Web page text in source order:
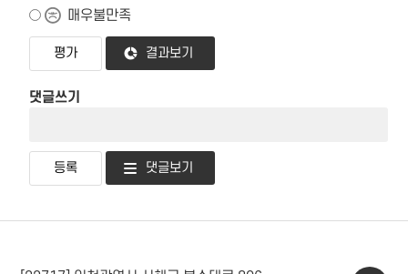
매우불만족
결과보기
댓글쓰기
댓글보기